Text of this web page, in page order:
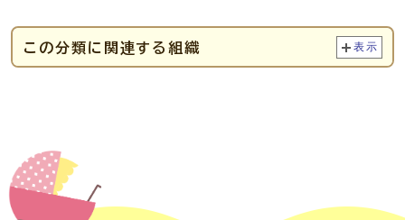
この分類に関連する組織 表示